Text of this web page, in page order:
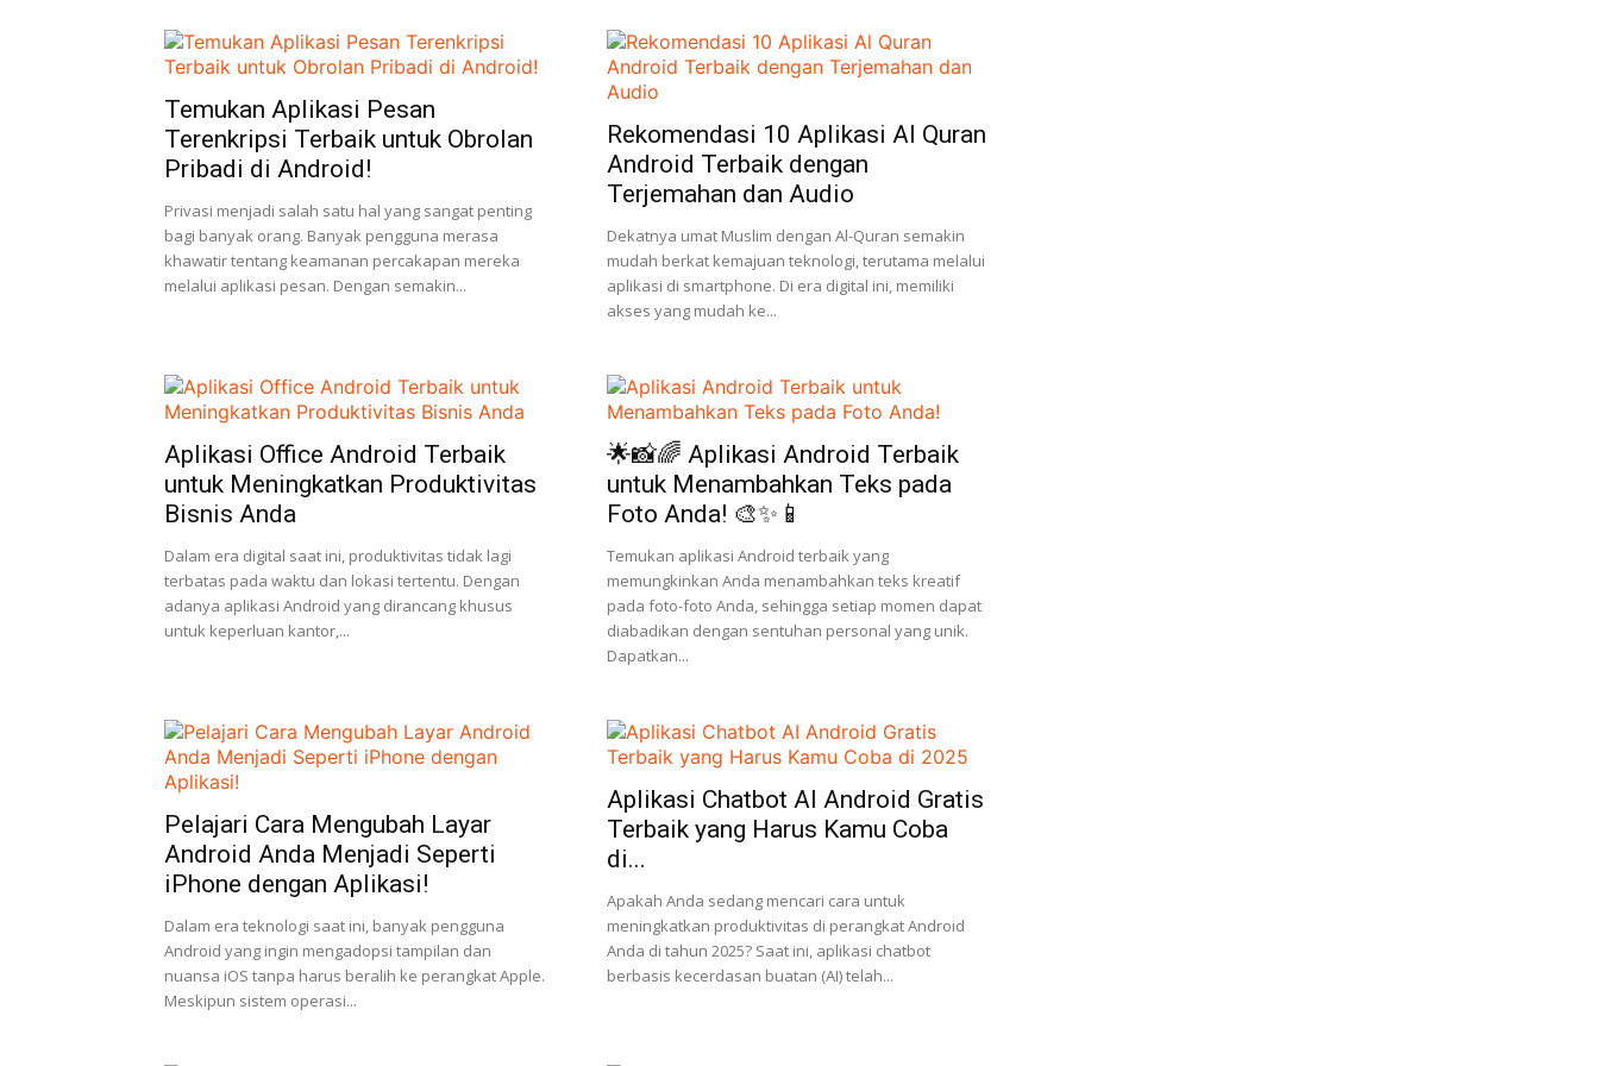
Temukan Aplikasi Pesan
Terenkripsi Terbaik untuk Obrolan
Pribadi di Android!
Privasi menjadi salah satu hal yang sangat penting
bagi banyak orang. Banyak pengguna merasa
khawatir tentang keamanan percakapan mereka
melalui aplikasi pesan. Dengan semakin...
Rekomendasi 10 Aplikasi Al Quran
Android Terbaik dengan
Terjemahan dan Audio
Dekatnya umat Muslim dengan Al-Quran semakin
mudah berkat kemajuan teknologi, terutama melalui
aplikasi di smartphone. Di era digital ini, memiliki
akses yang mudah ke...
Aplikasi Office Android Terbaik
untuk Meningkatkan Produktivitas
Bisnis Anda
Dalam era digital saat ini, produktivitas tidak lagi
terbatas pada waktu dan lokasi tertentu. Dengan
adanya aplikasi Android yang dirancang khusus
untuk keperluan kantor,...
🌟📸🌈 Aplikasi Android Terbaik
untuk Menambahkan Teks pada
Foto Anda! 🎨✨📱
Temukan aplikasi Android terbaik yang
memungkinkan Anda menambahkan teks kreatif
pada foto-foto Anda, sehingga setiap momen dapat
diabadikan dengan sentuhan personal yang unik.
Dapatkan...
Pelajari Cara Mengubah Layar
Android Anda Menjadi Seperti
iPhone dengan Aplikasi!
Dalam era teknologi saat ini, banyak pengguna
Android yang ingin mengadopsi tampilan dan
nuansa iOS tanpa harus beralih ke perangkat Apple.
Meskipun sistem operasi...
Aplikasi Chatbot AI Android Gratis
Terbaik yang Harus Kamu Coba
di...
Apakah Anda sedang mencari cara untuk
meningkatkan produktivitas di perangkat Android
Anda di tahun 2025? Saat ini, aplikasi chatbot
berbasis kecerdasan buatan (AI) telah...